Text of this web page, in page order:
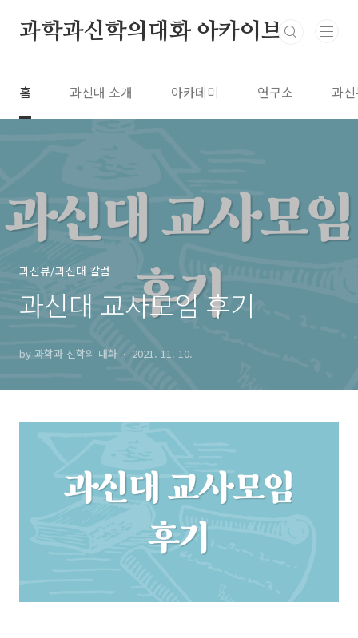
과학과신학의대화 아카이브
홈 과신대 소개 아카데미 연구소 과
과신뷰/과신대 칼럼
과신대 교사모임 후기
by 과학과 신학의 대화 2021. 11. 10.